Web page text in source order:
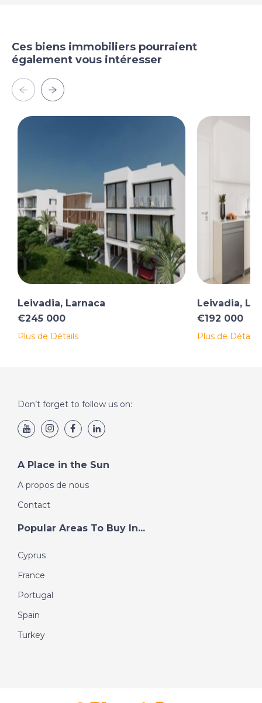
Ces biens immobiliers pourraient
également vous intéresser
Leivadia, Larnaca
€245 000
Plus de Détails
Leivadia,
€192 000
Plus de Détails
Don’t forget to follow us on:
A Place in the Sun
A propos de nous
Contact
Popular Areas To Buy In...
Cyprus
France
Portugal
Spain
Turkey